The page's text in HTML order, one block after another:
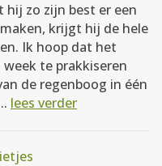
hij zo zijn best er een
krijgt hij de hele
Ik hoop dat het
te prakkiseren
de regenboog in één
lees verder